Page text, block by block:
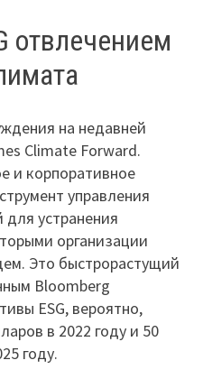
отвлечением
на недавней
Climate Forward.
и корпоративное
управления
устранения
организации
Это быстрорастущий
Bloomberg
ESG, вероятно,
в 2022 году и 50
году.